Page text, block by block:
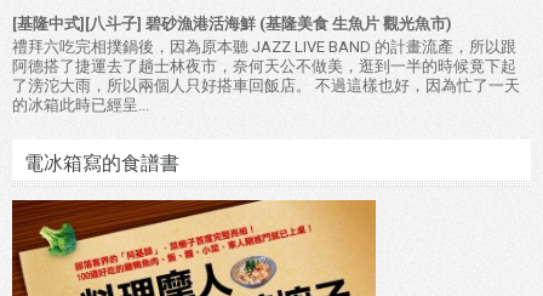
[基隆中式][八斗子] 碧砂漁港活海鮮 (基隆美食 生魚片 觀光魚市)
禮拜六吃完相撲鍋後，因為原本聽 JAZZ LIVE BAND 的計畫流產，所以跟
阿德搭了捷運去了趟士林夜市，奈何天公不做美，逛到一半的時候竟下起
了滂沱大雨，所以兩個人只好搭車回飯店。 不過這樣也好，因為忙了一天
的冰箱此時已經呈...
電冰箱寫的食譜書